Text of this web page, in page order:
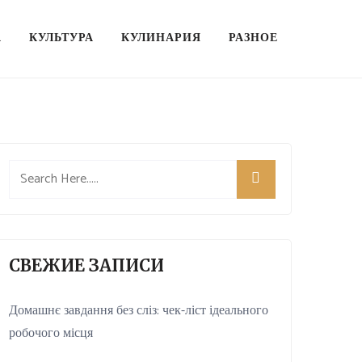
КУЛЬТУРА КУЛИНАРИЯ РАЗНОЕ
СВЕЖИЕ ЗАПИСИ
Домашнє завдання без сліз: чек-ліст ідеального
робочого місця